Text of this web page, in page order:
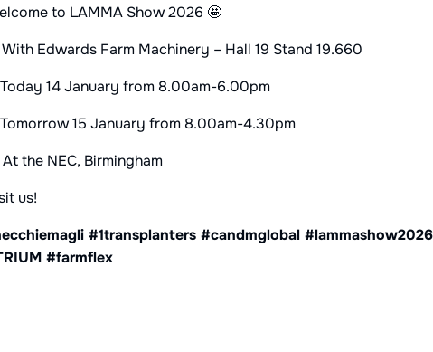
to LAMMA Show 2026 🤩
With Edwards Farm Machinery – Hall 19 Stand 19.660
Today 14 January from 8.00am-6.00pm
Tomorrow 15 January from 8.00am-4.30pm
At the NEC, Birmingham
us!
#1transplanters #candmglobal #lammashow2026
#farmflex